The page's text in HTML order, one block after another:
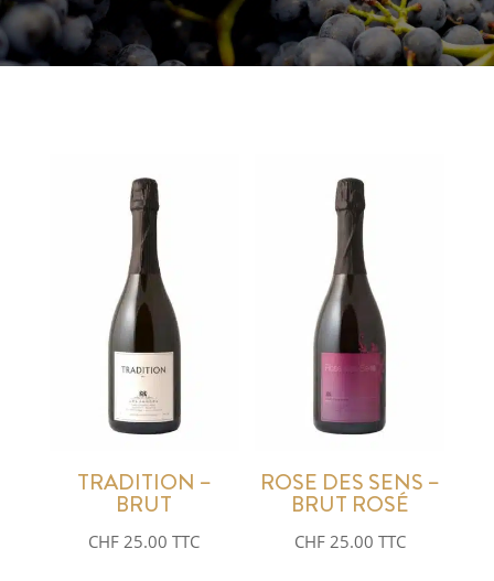
TRADITION –
BRUT
CHF 25.00 TTC
ROSE DES SENS –
BRUT ROSÉ
CHF25.00 TTC